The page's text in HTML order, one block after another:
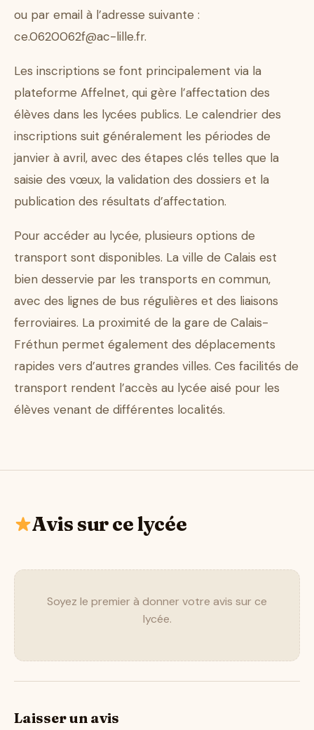
ou par email à l’adresse suivante :
ce.0620062f@ac-lille.fr.
Les inscriptions se font principalement via la
plateforme Affelnet, qui gère l’affectation des
élèves dans les lycées publics. Le calendrier des
inscriptions suit généralement les périodes de
janvier à avril, avec des étapes clés telles que la
saisie des vœux, la validation des dossiers et la
publication des résultats d’affectation.
Pour accéder au lycée, plusieurs options de
transport sont disponibles. La ville de Calais est
bien desservie par les transports en commun,
avec des lignes de bus régulières et des liaisons
ferroviaires. La proximité de la gare de Calais-
Fréthun permet également des déplacements
rapides vers d’autres grandes villes. Ces facilités de
transport rendent l’accès au lycée aisé pour les
élèves venant de différentes localités.
Avis sur ce lycée
Soyez le premier à donner votre avis sur ce
lycée.
Laisser un avis